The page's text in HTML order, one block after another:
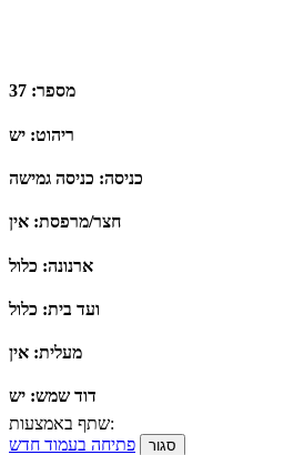
מספר: 37
ריהוט: יש
כניסה: כניסה גמישה
חצר/מרפסת: אין
ארנונה: כלול
ועד בית: כלול
מעלית: אין
דוד שמש: יש
שתף באמצעות:
פתיחה בעמוד חדש
סגור